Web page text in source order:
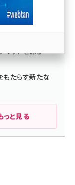
で語った「モバ
」
リットを探る
もたらす新たな
っと見る